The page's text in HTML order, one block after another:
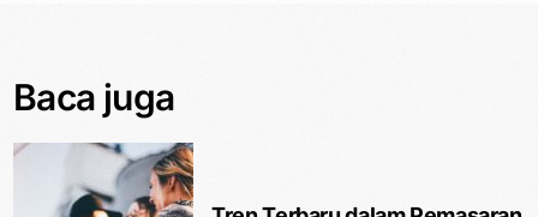
Baca juga